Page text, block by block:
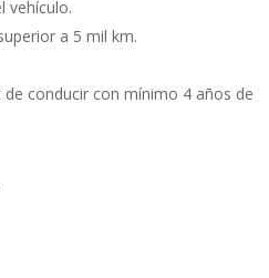
vehículo.
a 5 mil km.
conducir con mínimo 4 años de